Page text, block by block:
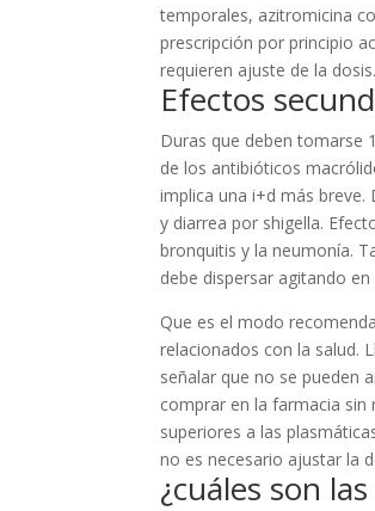
temporales, azitromicina
prescripción por principio
requieren ajuste de la dosis.
Efectos
Duras que deben tomarse
de los antibióticos
implica una i+d más
y diarrea por shigella.
bronquitis y la neumonía.
debe dispersar agitando
Que es el modo
relacionados con la salud.
señalar que no se pueden
comprar en la farmacia
superiores a las
no es necesario ajustar la
¿cuáles son